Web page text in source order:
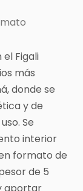
Figali
más
donde se
y de
Se
interior
formato de
de 5